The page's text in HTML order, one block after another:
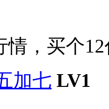
情，买个
加七 LV1